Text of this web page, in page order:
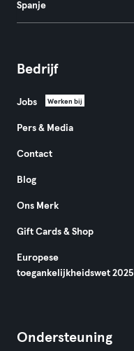
Spanje
Bedrijf
Jobs Werken bij
Pers & Media
Contact
Blog
Ons Merk
Gift Cards & Shop
Europese
toegankelijkheidswet 2025
Ondersteuning